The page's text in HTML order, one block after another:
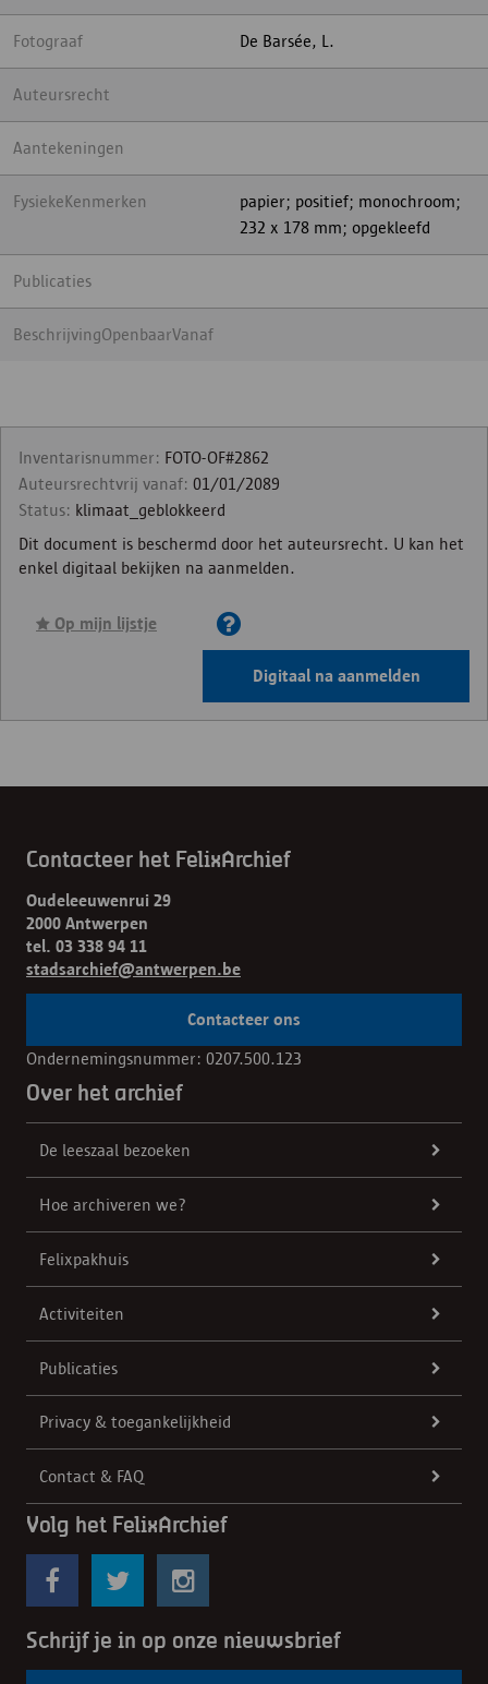
Fotograaf De Barsée, L.
Auteursrecht
Aantekeningen
FysiekeKenmerken
papier; positief; monochroom;
232 x 178 mm; opgekleefd
Publicaties
BeschrijvingOpenbaarVanaf
Inventarisnummer: FOTO-OF#2862
Auteursrechtvrij vanaf: 01/01/2089
Status: klimaat_geblokkeerd
Dit document is beschermd door het auteursrecht. U kan het
enkel digitaal bekijken na aanmelden.
Digitaal na aanmelden
Op mijn lijstje
Contacteer het FelixArchief
Oudeleeuwenrui 29
2000 Antwerpen
tel. 03 338 94 11
stadsarchief@antwerpen.be
Contacteer ons
Ondernemingsnummer: 0207.500.123
Over het archief
De leeszaal bezoeken
Hoe archiveren we?
Felixpakhuis
Activiteiten
Publicaties
Privacy & toegankelijkheid
Contact & FAQ
Volg het FelixArchief
Schrijf je in op onze nieuwsbrief